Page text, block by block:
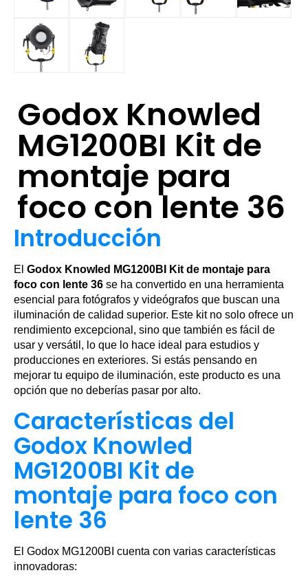
Godox Knowled
MG1200BI Kit de
montaje para
foco con lente 36
Introducción
El Godox Knowled MG1200BI Kit de montaje para
foco con lente 36 se ha convertido en una herramienta
esencial para fotógrafos y videógrafos que buscan una
iluminación de calidad superior. Este kit no solo ofrece un
rendimiento excepcional, sino que también es fácil de
usar y versátil, lo que lo hace ideal para estudios y
producciones en exteriores. Si estás pensando en
mejorar tu equipo de iluminación, este producto es una
opción que no deberías pasar por alto.
Características del
Godox Knowled
MG1200BI Kit de
montaje para foco con
lente 36
El Godox MG1200BI cuenta con varias características
innovadoras: